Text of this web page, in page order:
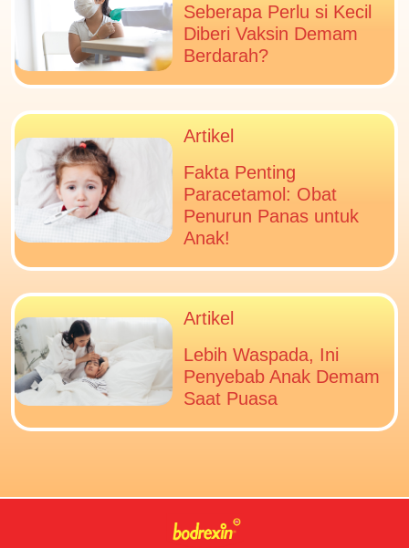
Seberapa Perlu si Kecil
Diberi Vaksin Demam
Berdarah?
Artikel
Fakta Penting
Paracetamol: Obat
Penurun Panas untuk
Anak!
Artikel
Lebih Waspada, Ini
Penyebab Anak Demam
Saat Puasa